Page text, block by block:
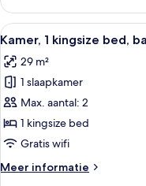
laden
suite,
queensize
balkon,
aan
Alle
foto's
voor
Kamer,
1
kingsize
bed,
aan
5
Kamer, 1 kingsize bed,
29 m²
1 slaapkamer
Max. aantal: 2
1 kingsize bed
Gratis wifi
Meer informatie
Meer